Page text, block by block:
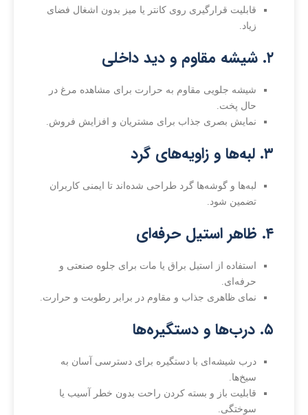
قابلیت قرارگیری روی کانتر یا میز بدون اشغال فضای
زیاد.
۲. شیشه مقاوم و دید داخلی
شیشه جلویی مقاوم به حرارت برای مشاهده مرغ در
حال پخت.
نمایش بصری جذاب برای مشتریان و افزایش فروش.
۳. لبه‌ها و زاویه‌های گرد
لبه‌ها و گوشه‌ها گرد طراحی شده‌اند تا ایمنی کاربران
تضمین شود.
۴. ظاهر استیل حرفه‌ای
استفاده از استیل براق یا مات برای جلوه صنعتی و
حرفه‌ای.
نمای ظاهری جذاب و مقاوم در برابر رطوبت و حرارت.
۵. درب‌ها و دستگیره‌ها
درب شیشه‌ای با دستگیره برای دسترسی آسان به
سیخ‌ها.
قابلیت باز و بسته کردن راحت بدون خطر آسیب یا
سوختگی.